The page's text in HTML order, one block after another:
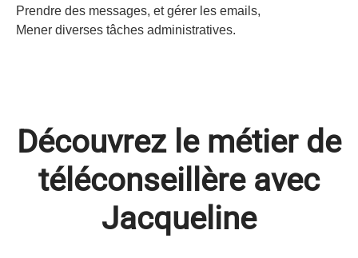
Prendre des messages, et gérer les emails,
Mener diverses tâches administratives.
Découvrez le métier de
téléconseillère avec
Jacqueline